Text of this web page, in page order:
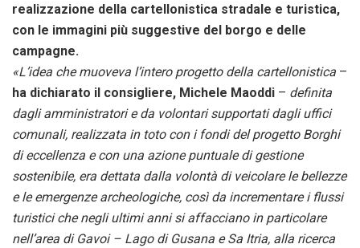
realizzazione della cartellonistica stradale e turistica,
con le immagini più suggestive del borgo e delle
campagne.
«L’idea che muoveva l’intero progetto della cartellonistica –
ha dichiarato il consigliere, Michele Maoddi – definita
dagli amministratori e da volontari supportati dagli uffici
comunali, realizzata in toto con i fondi del progetto Borghi
di eccellenza e con una azione puntuale di gestione
sostenibile, era dettata dalla volontà di veicolare le bellezze
e le emergenze archeologiche, così da incrementare i flussi
turistici che negli ultimi anni si affacciano in particolare
nell’area di Gavoi – Lago di Gusana e Sa Itria, alla ricerca